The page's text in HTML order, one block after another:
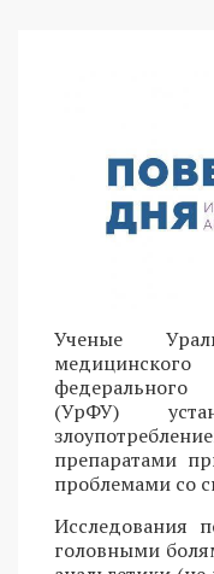
Ученые
(УрФУ)
препаратами
проблемами со
Исследования
головными